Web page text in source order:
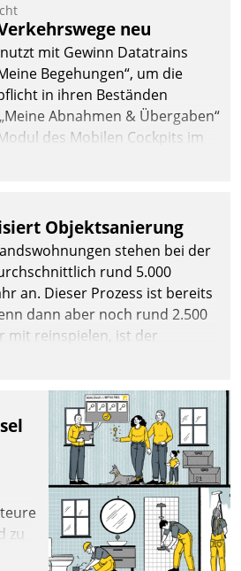
neu
nutzt mit Gewinn Datatrains
Begehungen“, um die
in ihren Beständen
Abnahmen & Übergaben“
des Mobilen Cockpits im
Objektsanierung
stehen bei der
rund 5.000
an. Dieser Prozess ist bereits
dann aber noch rund 2.500
mit reinspielen, ist der
immens. Im
daher
Datatrain GmbH den
digitalisiert.
zu